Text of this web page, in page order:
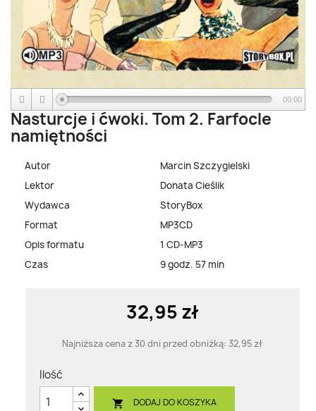
00:00
Nasturcje i ćwoki. Tom 2. Farfocle
namiętności
Autor
Marcin Szczygielski
Lektor
Donata Cieślik
Wydawca
StoryBox
Format
MP3CD
Opis formatu
1 CD-MP3
Czas
9 godz. 57 min
32,95 zł
Najniższa cena z 30 dni przed obniżką: 32,95 zł
Ilość
 DODAJ DO KOSZYKA